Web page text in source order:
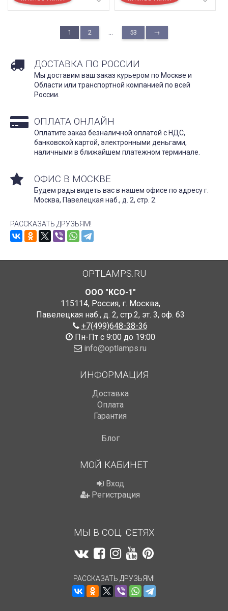
1 2 53 →
ДОСТАВКА ПО РОССИИ
Мы доставим ваш заказ курьером по Москве и
Области или транспортной компанией по всей
России.
ОПЛАТА ОНЛАЙН
Оплатите заказ безналичной оплатой с НДС,
банковской картой, электронными деньгами,
наличными в ближайшем платежном терминале.
ОФИС В МОСКВЕ
Будем рады видеть вас в нашем офисе по адресу г.
Москва, Павелецкая наб., д. 2, стр. 2.
РАССКАЗАТЬ ДРУЗЬЯМ!
OPTLAMPS.RU
ООО "КСО-1"
115114, Россия, г. Москва,
Павелецкая наб., д. 2, стр.2, эт. 3, оф. 63
+7(499)648-38-36
Пн-Пт с 9:00 до 19:00
info@optlamps.ru
ИНФОРМАЦИЯ
Доставка
Оплата
Гарантия
Блог
МОЙ КАБИНЕТ
Вход
Регистрация
МЫ В СОЦ. СЕТЯХ
РАССКАЗАТЬ ДРУЗЬЯМ!